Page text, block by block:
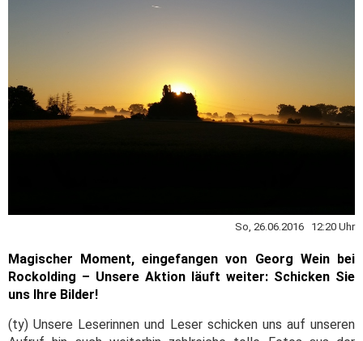
So, 26.06.2016 12:20 Uhr
Magischer Moment, eingefangen von Georg Wein bei
Rockolding – Unsere Aktion läuft weiter: Schicken Sie
uns Ihre Bilder!
(ty) Unsere Leserinnen und Leser schicken uns auf unseren